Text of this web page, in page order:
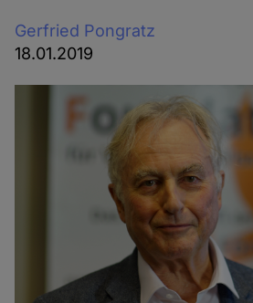
Gerfried Pongratz
18.01.2019